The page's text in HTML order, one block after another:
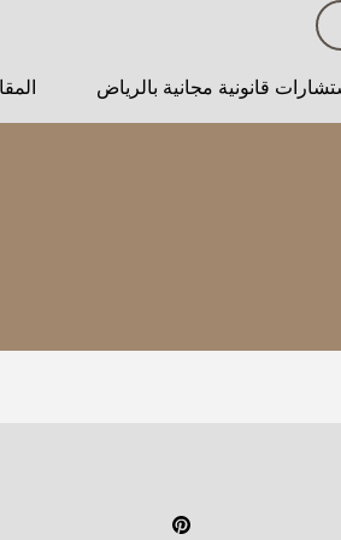
قانونية مجانية بالرياض